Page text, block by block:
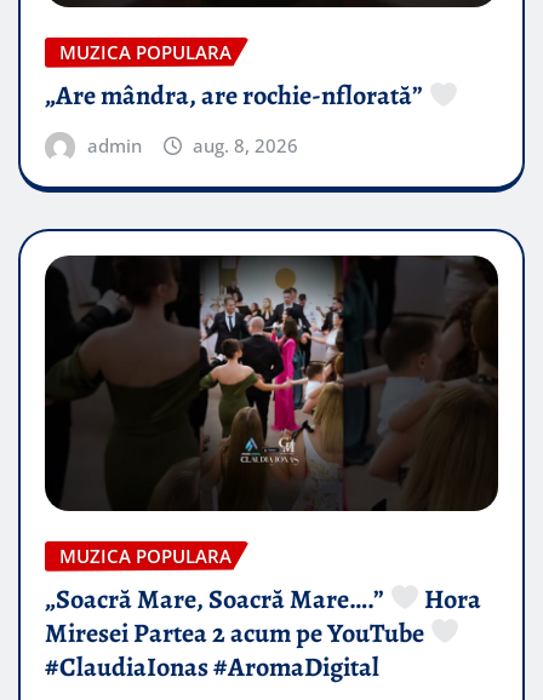
MUZICA POPULARA
„Are mândra, are rochie-nflorată”
admin aug. 8, 2026
MUZICA POPULARA
„Soacră Mare, Soacră Mare….”
Hora
Miresei Partea 2 acum pe YouTube
#ClaudiaIonas #AromaDigital